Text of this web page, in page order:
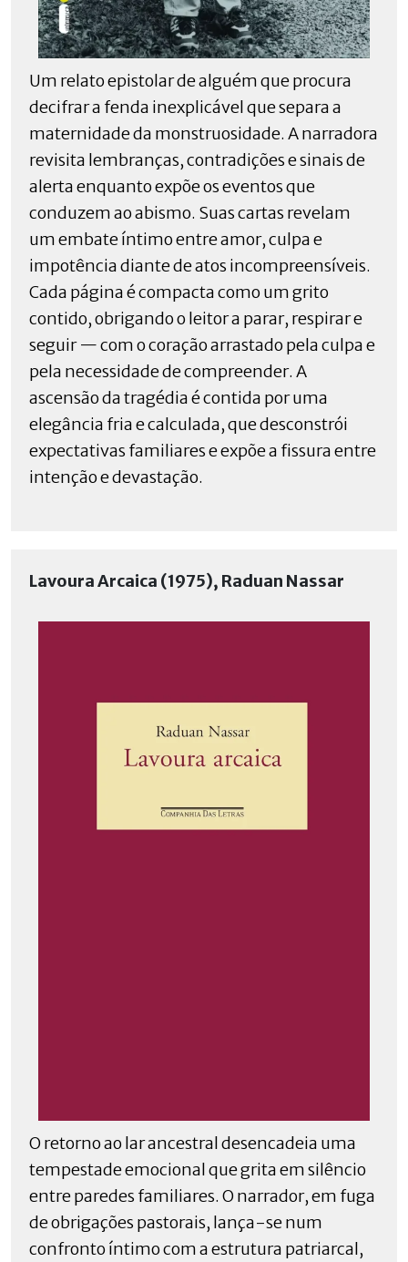
Um relato epistolar de alguém que procura
decifrar a fenda inexplicável que separa a
maternidade da monstruosidade. A narradora
revisita lembranças, contradições e sinais de
alerta enquanto expõe os eventos que
conduzem ao abismo. Suas cartas revelam
um embate íntimo entre amor, culpa e
impotência diante de atos incompreensíveis.
Cada página é compacta como um grito
contido, obrigando o leitor a parar, respirar e
seguir — com o coração arrastado pela culpa e
pela necessidade de compreender. A
ascensão da tragédia é contida por uma
elegância fria e calculada, que desconstrói
expectativas familiares e expõe a fissura entre
intenção e devastação.
Lavoura Arcaica (1975), Raduan Nassar
O retorno ao lar ancestral desencadeia uma
tempestade emocional que grita em silêncio
entre paredes familiares. O narrador, em fuga
de obrigações pastorais, lança-se num
confronto íntimo com a estrutura patriarcal,